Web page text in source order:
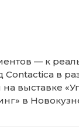
— к
Contactica в
выставке
в